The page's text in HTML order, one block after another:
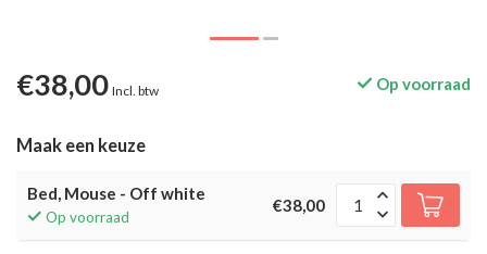
€38,00 Incl. btw Op voorraad
Maak een keuze
Bed, Mouse - Off white
Op voorraad
€38,00